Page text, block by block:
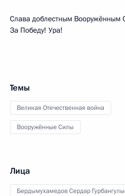
Слава доблестным Вооружённым
За Победу! Ура!
Темы
Великая Отечественная война
Вооружённые Силы
Лица
Бердымухамедов Сердар